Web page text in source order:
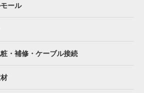
ール
・補修・ケーブル接続